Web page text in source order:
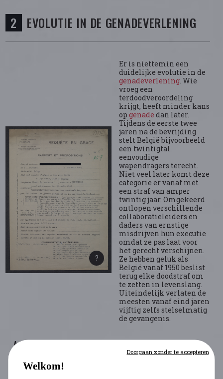
EVOLUTIE IN DE GENADEVERLENING
Er is niettemin een
duidelijke evolutie in de
genadeverlening. Wie
vroeg een
terdoodveroordeling
krijgt, heeft minder kans
op genade dan later.
Tijdens de eerste twee
jaren na de bevrijding
stelt België bijvoorbeeld
een twintigtal
eenvoudige
wapendragers terecht.
Niet veel later komt deze
categorie er vanaf met
een straf van amper
twintig jaar. Omgekeerd
ontlopen verschillende
collaboratieleiders en
daders van ernstige
misdrijven hun executie
omdat ze pas laat voor
het gerecht verschijnen.
Ze hebben geluk als
België vanaf 1950 beslist
terug elke doodstraf om
te zetten in levenslang.
Uiteindelijk verlaten de
meesten vanaf eind jaren
vijftig zelfs stelselmatig
de gevangenis.
AANTAL UITGESPROKEN DOODSTRAFFEN EN
UITGEVOERDE EXECUTIES TIJDENS DE
Welkom!
Doorgaan zonder te accepteren